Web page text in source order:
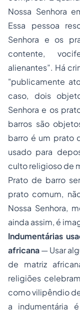
Nossa Senhora
Essa pessoa
Senhora e os
contente,
alienantes”. Há
"publicamente
caso, dois
Senhora e os
barros são
barro é um prato
usado para
culto religioso de
Prato de barro
prato comum,
Nossa Senhora,
ainda assim, é
Indumentárias
africana— Usar
de matriz
religiões
como vilipêndio
a indumentária